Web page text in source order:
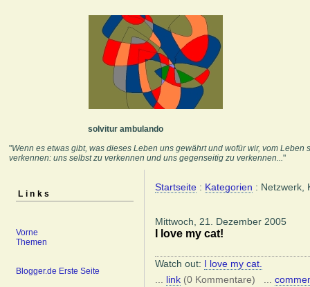
solvitur ambulando
"Wenn es etwas gibt, was dieses Leben uns gewährt und wofür wir, vom
verkennen: uns selbst zu verkennen und uns gegenseitig zu verkennen..."
Links
Vorne
Themen
Blogger.de Erste Seite
Startseite : Kategorien : Netzwerk,
Mittwoch, 21. Dezember 2005
I love my cat!
Watch out: I love my cat.
link (0 Kommentare) ...